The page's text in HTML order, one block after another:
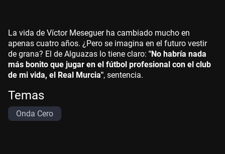
La vida de Víctor Meseguer ha cambiado mucho en
apenas cuatro años. ¿Pero se imagina en el futuro vestir
de grana? El de Alguazas lo tiene claro: "No habría nada
más bonito que jugar en el fútbol profesional con el club
de mi vida, el Real Murcia", sentencia.
Temas
Onda Cero